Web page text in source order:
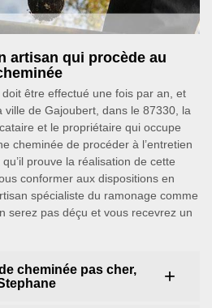
artisan qui procède au
être effectué une fois par an, et
ville de Gajoubert, dans le 87330, la
et le propriétaire qui occupe
cheminée de procéder à l’entretien
prouve la réalisation de cette
conformer aux dispositions en
spécialiste du ramonage comme
serez pas déçu et vous recevrez un
cheminée pas cher,